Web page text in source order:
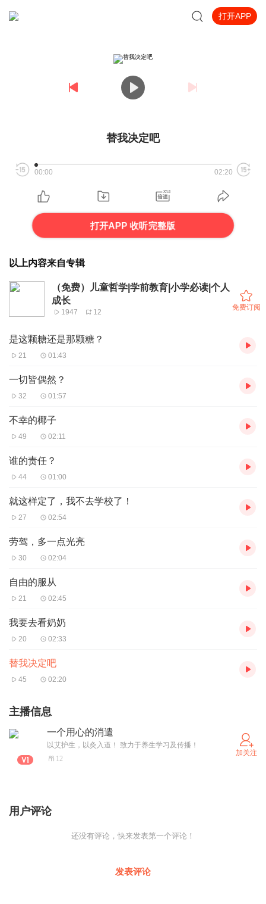
打开APP
替我决定吧
00:00 02:20
打开APP 收听完整版
以上内容来自专辑
（免费）儿童哲学|学前教育|小学必读|个人
成长
1947 12
免费订阅
是这颗糖还是那颗糖？
21 01:43
一切皆偶然？
32 01:57
不幸的椰子
49 02:11
谁的责任？
44 01:00
就这样定了，我不去学校了！
27 02:54
劳驾，多一点光亮
30 02:04
自由的服从
21 02:45
我要去看奶奶
20 02:33
替我决定吧
45 02:20
主播信息
一个用心的消遣
以艾护生，以灸入道！ 致力于养生学习及传播！
12
加关注
用户评论
还没有评论，快来发表第一个评论！
发表评论